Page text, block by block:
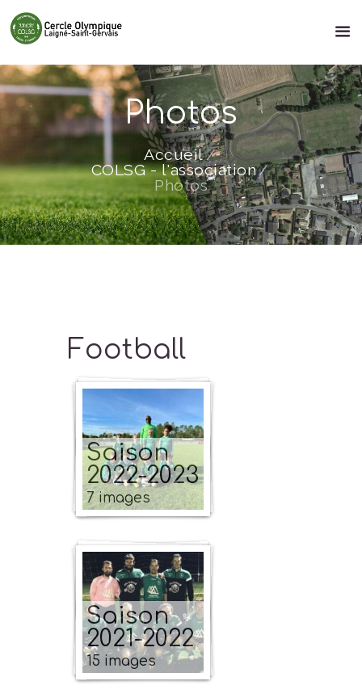
Photos
Accueil
COLSG - l'association
Photos
Football
Saison
2022-2023
7 images
Saison
2021-2022
15 images